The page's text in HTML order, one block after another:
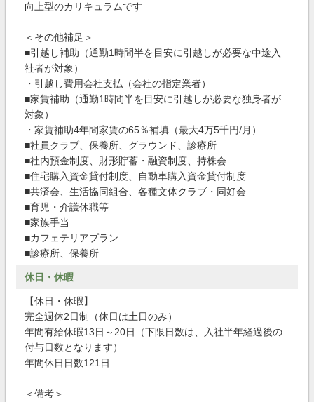
向上型のカリキュラムです
＜その他補足＞
■引越し補助（通勤1時間半を目安に引越しが必要な中途入
社者が対象）
・引越し費用会社支払（会社の指定業者）
■家賃補助（通勤1時間半を目安に引越しが必要な独身者が
対象）
・家賃補助4年間家賃の65％補填（最大4万5千円/月）
■社員クラブ、保養所、グラウンド、診療所
■社内預金制度、財形貯蓄・融資制度、持株会
■住宅購入資金貸付制度、自動車購入資金貸付制度
■共済会、生活協同組合、各種文体クラブ・同好会
■育児・介護休職等
■家族手当
■カフェテリアプラン
■診療所、保養所
休日・休暇
【休日・休暇】
完全週休2日制（休日は土日のみ）
年間有給休暇13日～20日（下限日数は、入社半年経過後の
付与日数となります）
年間休日日数121日
＜備考＞